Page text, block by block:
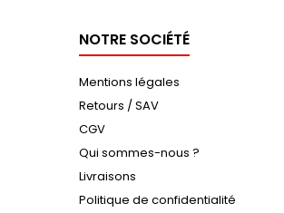
NOTRE SOCIÉTÉ
Mentions légales
Retours / SAV
CGV
Qui sommes-nous ?
Livraisons
Politique de confidentialité